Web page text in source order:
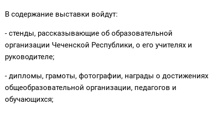
В содержание выставки войдут:
- стенды, рассказывающие об образовательной
организации Чеченской Республики, о его учителях и
руководителе;
- дипломы, грамоты, фотографии, награды о достижениях
общеобразовательной организации, педагогов и
обучающихся;